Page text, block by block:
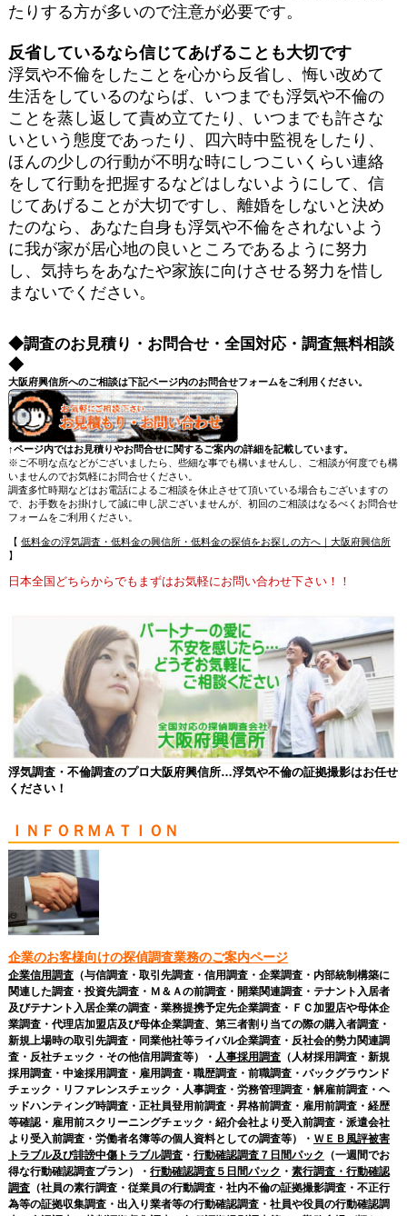
たりする方が多いので注意が必要です。
反省しているなら信じてあげることも大切です
浮気や不倫をしたことを心から反省し、悔い改めて
生活をしているのならば、いつまでも浮気や不倫の
ことを蒸し返して責め立てたり、いつまでも許さな
いという態度であったり、四六時中監視をしたり、
ほんの少しの行動が不明な時にしつこいくらい連絡
をして行動を把握するなどはしないようにして、信
じてあげることが大切ですし、離婚をしないと決め
たのなら、あなた自身も浮気や不倫をされないよう
に我が家が居心地の良いところであるように努力
し、気持ちをあなたや家族に向けさせる努力を惜し
まないでください。
◆調査のお見積り・お問合せ・全国対応・調査無料相談
◆
大阪府興信所へのご相談は下記ページ内のお問合せフォームをご利用ください。
↑ページ内ではお見積りやお問合せに関するご案内の詳細を記載しています。
※ご不明な点などがございましたら、些細な事でも構いませんし、ご相談が何度でも構
いませんのでお気軽にお問合せください。
調査多忙時期などはお電話によるご相談を休止させて頂いている場合もございますの
で、お手数をお掛けして誠に申し訳ございませんが、初回のご相談はなるべくお問合せ
フォームをご利用ください。
【 低料金の浮気調査・低料金の興信所・低料金の探偵をお探しの方へ｜大阪府興信所
】
日本全国どちらからでもまずはお気軽にお問い合わせ下さい！！
浮気調査・不倫調査のプロ大阪府興信所…浮気や不倫の証拠撮影はお任せ
ください！
ＩＮＦＯＲＭＡＴＩＯＮ
企業のお客様向けの探偵調査業務のご案内ページ
企業信用調査（与信調査・取引先調査・信用調査・企業調査・内部統制構築に
関連した調査・投資先調査・Ｍ＆Ａの前調査・開業関連調査・テナント入居者
及びテナント入居企業の調査・業務提携予定先企業調査・ＦＣ加盟店や母体企
業調査・代理店加盟店及び母体企業調査、第三者割り当ての際の購入者調査・
新規上場時の取引先調査・同業他社等ライバル企業調査・反社会的勢力関連調
査・反社チェック・その他信用調査等）・ 人事採用調査（人材採用調査・新規
採用調査・中途採用調査・雇用調査・職歴調査・前職調査・バックグラウンド
チェック・リファレンスチェック・人事調査・労務管理調査・解雇前調査・ヘ
ッドハンティング時調査・正社員登用前調査・昇格前調査・雇用前調査・経歴
等確認・雇用前スクリーニングチェック・紹介会社より受入前調査・派遣会社
より受入前調査・労働者名簿等の個人資料としての調査等）・ ＷＥＢ風評被害
トラブル及び誹謗中傷トラブル調査・ 行動確認調査７日間パック （一週間でお
得な行動確認調査プラン）・ 行動確認調査５日間パック ・ 素行調査・行動確認
調査（社員の素行調査・従業員の行動調査・社内不倫の証拠撮影調査・不正行
為等の証拠収集調査・出入り業者等の行動確認調査・社員や役員の行動確認調